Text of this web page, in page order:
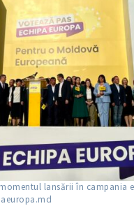
lansării în campania
+ Încarcă imagine
+ Link media
+ Mesajul